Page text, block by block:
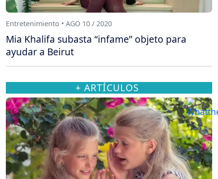
Entretenimiento • AGO 10 / 2020
Mia Khalifa subasta “infame” objeto para
ayudar a Beirut
+ ARTÍCULOS